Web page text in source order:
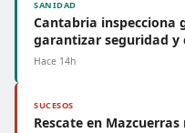
SANIDAD
Cantabria inspecciona
garantizar seguridad
Hace 14h
SUCESOS
Rescate en